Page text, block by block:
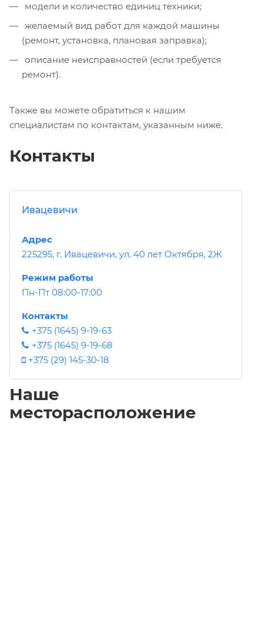
модели и количество единиц техники;
желаемый вид работ для каждой машины
(ремонт, установка, плановая заправка);
описание неисправностей (если требуется
ремонт).
Также вы можете обратиться к нашим
специалистам по контактам, указанным ниже.
Контакты
Ивацевичи
Адрес
225295, г. Ивацевичи, ул. 40 лет Октября, 2Ж
Режим работы
Пн-Пт 08:00-17:00
Контакты
+375 (1645) 9-19-63
+375 (1645) 9-19-68
+375 (29) 145-30-18
Наше
месторасположение